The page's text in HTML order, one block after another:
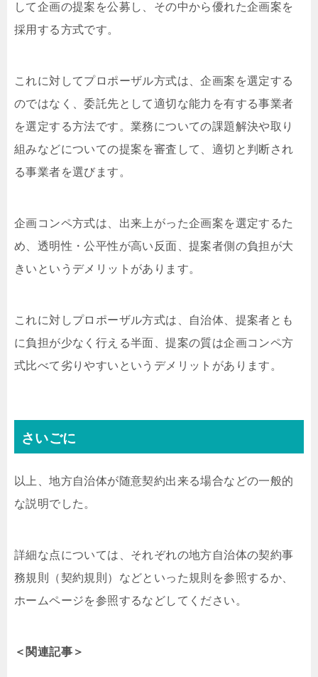
して企画の提案を公募し、その中から優れた企画案を
採用する方式です。
これに対してプロポーザル方式は、企画案を選定する
のではなく、委託先として適切な能力を有する事業者
を選定する方法です。業務についての課題解決や取り
組みなどについての提案を審査して、適切と判断され
る事業者を選びます。
企画コンペ方式は、出来上がった企画案を選定するた
め、透明性・公平性が高い反面、提案者側の負担が大
きいというデメリットがあります。
これに対しプロポーザル方式は、自治体、提案者とも
に負担が少なく行える半面、提案の質は企画コンペ方
式比べて劣りやすいというデメリットがあります。
さいごに
以上、地方自治体が随意契約出来る場合などの一般的
な説明でした。
詳細な点については、それぞれの地方自治体の契約事
務規則（契約規則）などといった規則を参照するか、
ホームページを参照するなどしてください。
＜関連記事＞